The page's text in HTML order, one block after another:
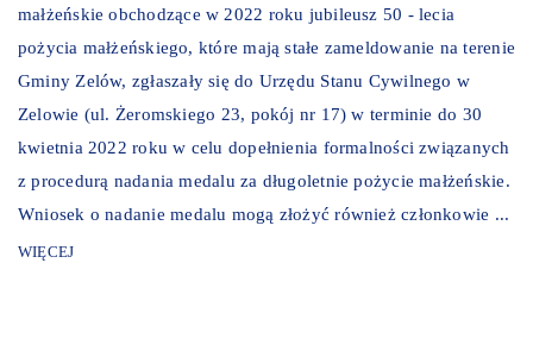
małżeńskie obchodzące w 2022 roku jubileusz 50 - lecia
pożycia małżeńskiego, które mają stałe zameldowanie na terenie
Gminy Zelów, zgłaszały się do Urzędu Stanu Cywilnego w
Zelowie (ul. Żeromskiego 23, pokój nr 17) w terminie do 30
kwietnia 2022 roku w celu dopełnienia formalności związanych
z procedurą nadania medalu za długoletnie pożycie małżeńskie.
Wniosek o nadanie medalu mogą złożyć również członkowie ...
WIĘCEJ